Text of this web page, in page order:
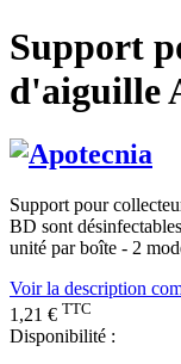
Support
d'aiguille
Support pour
BD sont
unité par boîte - 2
Voir la description
1,21 € TTC
Disponibilité :